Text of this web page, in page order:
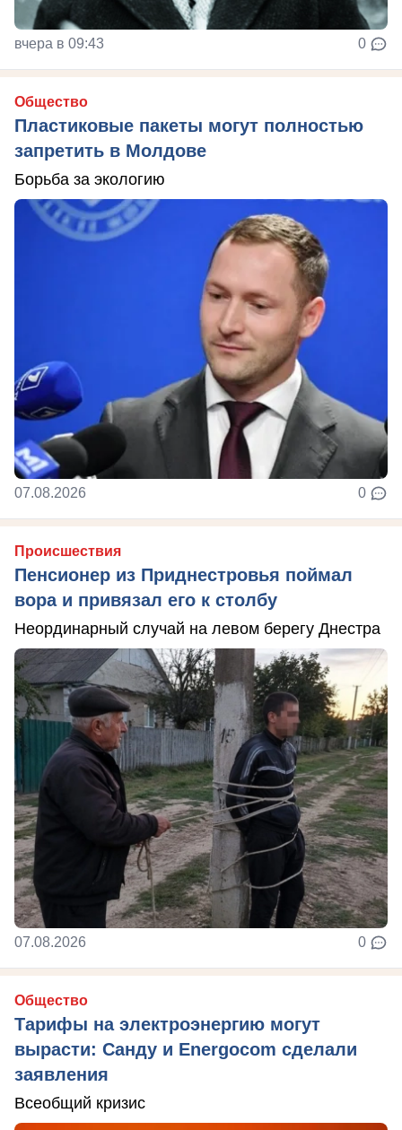
вчера в 09:43 0
Общество
Пластиковые пакеты могут полностью
запретить в Молдове
Борьба за экологию
07.08.2026 0
Происшествия
Пенсионер из Приднестровья поймал
вора и привязал его к столбу
Неординарный случай на левом берегу Днестра
07.08.2026 0
Общество
Тарифы на электроэнергию могут
вырасти: Санду и Energocom сделали
заявления
Всеобщий кризис